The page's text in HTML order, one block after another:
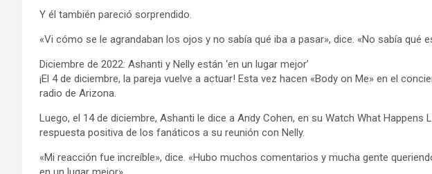
Y él también pareció sorprendido.
«Vi cómo se le agrandaban los ojos y no sabía qué iba a pasar», dice. «No sabía qué
Diciembre de 2022: Ashanti y Nelly están ‘en un lugar mejor’
¡El 4 de diciembre, la pareja vuelve a actuar! Esta vez hacen «Body on Me» en el
radio de Arizona.
Luego, el 14 de diciembre, Ashanti le dice a Andy Cohen, en su Watch What Happens
respuesta positiva de los fanáticos a su reunión con Nelly.
«Mi reacción fue increíble», dice. «Hubo muchos comentarios y mucha gente